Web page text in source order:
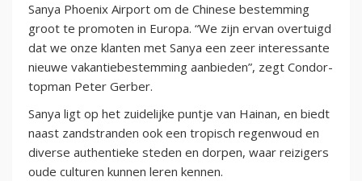
Sanya Phoenix Airport om de Chinese bestemming
groot te promoten in Europa. “We zijn ervan overtuigd
dat we onze klanten met Sanya een zeer interessante
nieuwe vakantiebestemming aanbieden”, zegt Condor-
topman Peter Gerber.
Sanya ligt op het zuidelijke puntje van Hainan, en biedt
naast zandstranden ook een tropisch regenwoud en
diverse authentieke steden en dorpen, waar reizigers
oude culturen kunnen leren kennen.